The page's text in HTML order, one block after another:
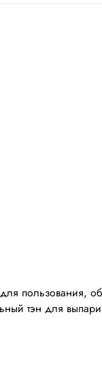
пользования,
тэн для